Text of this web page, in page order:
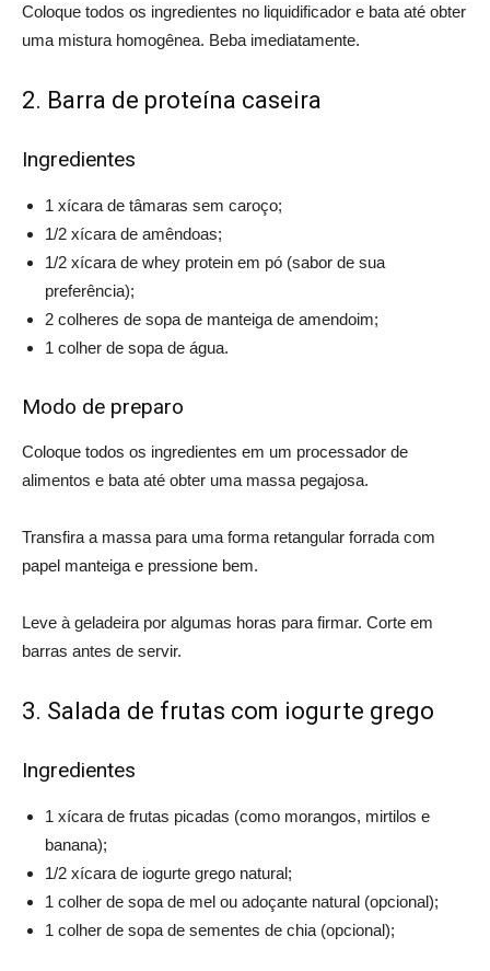
Coloque todos os ingredientes no liquidificador e bata até obter
uma mistura homogênea. Beba imediatamente.
2. Barra de proteína caseira
Ingredientes
1 xícara de tâmaras sem caroço;
1/2 xícara de amêndoas;
1/2 xícara de whey protein em pó (sabor de sua
preferência);
2 colheres de sopa de manteiga de amendoim;
1 colher de sopa de água.
Modo de preparo
Coloque todos os ingredientes em um processador de
alimentos e bata até obter uma massa pegajosa.
Transfira a massa para uma forma retangular forrada com
papel manteiga e pressione bem.
Leve à geladeira por algumas horas para firmar. Corte em
barras antes de servir.
3. Salada de frutas com iogurte grego
Ingredientes
1 xícara de frutas picadas (como morangos, mirtilos e
banana);
1/2 xícara de iogurte grego natural;
1 colher de sopa de mel ou adoçante natural (opcional);
1 colher de sopa de sementes de chia (opcional);